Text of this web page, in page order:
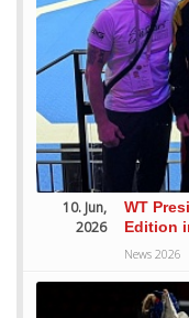
10. Jun,
2026
WT
Edition
News 2026